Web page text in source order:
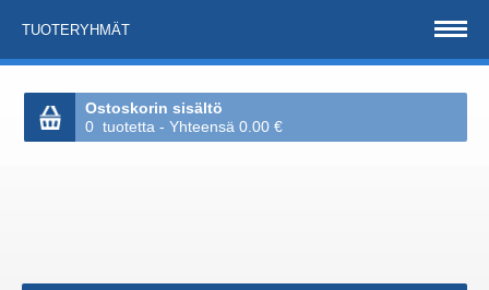
TUOTERYHMÄT
Ostoskorin sisältö
0 tuotetta - Yhteensä 0.00 €